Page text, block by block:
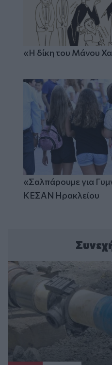
«Η δίκη του Μάνου
«Σαλπάρουμε για
ΚΕΣΑΝ Ηρακλείου